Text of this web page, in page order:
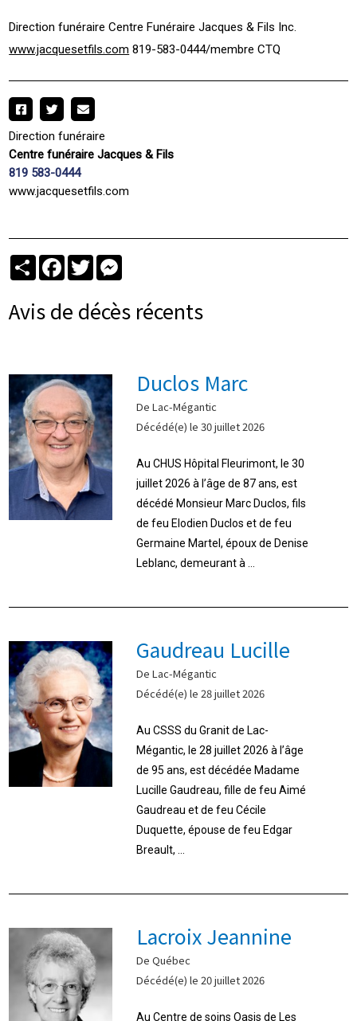
Direction funéraire Centre Funéraire Jacques & Fils Inc.
www.jacquesetfils.com 819-583-0444/membre CTQ
Direction funéraire
Centre funéraire Jacques & Fils
819 583-0444
www.jacquesetfils.com
PartagerFacebook
Twitter
Avis de décès récents
Duclos Marc
De Lac-Mégantic
Décédé(e) le 30 juillet 2026
Au CHUS Hôpital Fleurimont, le 30
juillet 2026 à l’âge de 87 ans, est
décédé Monsieur Marc Duclos, fils
de feu Elodien Duclos et de feu
Germaine Martel, époux de Denise
Leblanc, demeurant à ...
Gaudreau Lucille
De Lac-Mégantic
Décédé(e) le 28 juillet 2026
Au CSSS du Granit de Lac-
Mégantic, le 28 juillet 2026 à l’âge
de 95 ans, est décédée Madame
Lucille Gaudreau, fille de feu Aimé
Gaudreau et de feu Cécile
Duquette, épouse de feu Edgar
Breault, ...
Lacroix Jeannine
De Québec
Décédé(e) le 20 juillet 2026
Au Centre de soins Oasis de Les